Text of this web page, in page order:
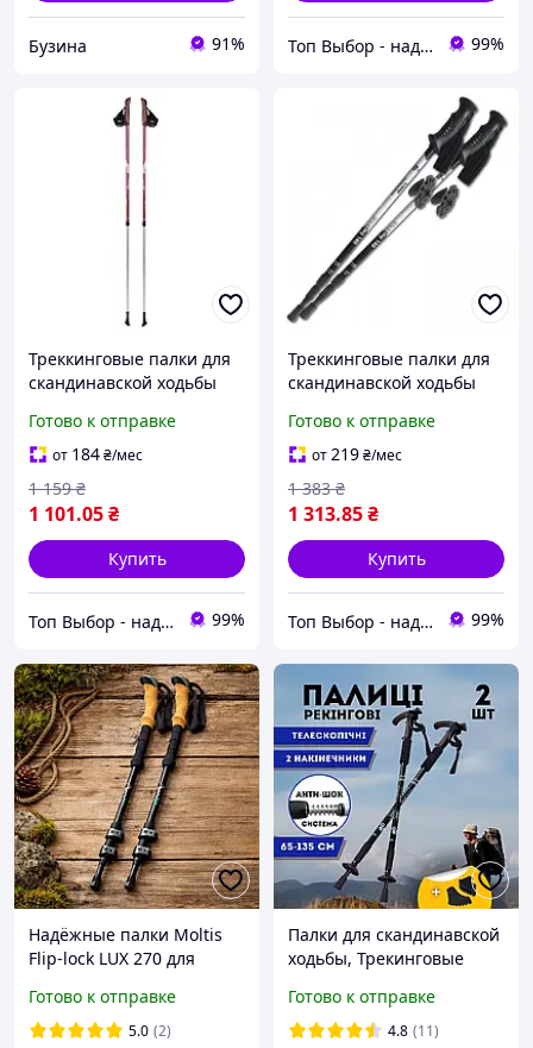
Бузина 91% Топ Выбор - надежный магазин, провереный временем 99%
Треккинговые палки для
скандинавской ходьбы
Fitnes TRR-011
Готово к отправке
от 184₴/мес
1 101.05₴
1 159 ₴
Купить
Топ Выбор - надежный магазин, провереный временем 99%
Треккинговые палки для
скандинавской ходьбы
Trekking TRR-003
Готово к отправке
от219₴/мес
1 313.85₴
1 383 ₴
Купить
Топ Выбор - надежный магазин, провереный временем 99%
Надёжные палки Moltis
Flip-lock LUX 270 для
треккинговой ходьбы, с
регулируемой длиной
Готово к отправке
5.0 (2)
Палки для скандинавской
ходьбы, Трекинговые
Туристические палки
Hechpro черные 3924-2
Готово к отправке
4.8 (11)